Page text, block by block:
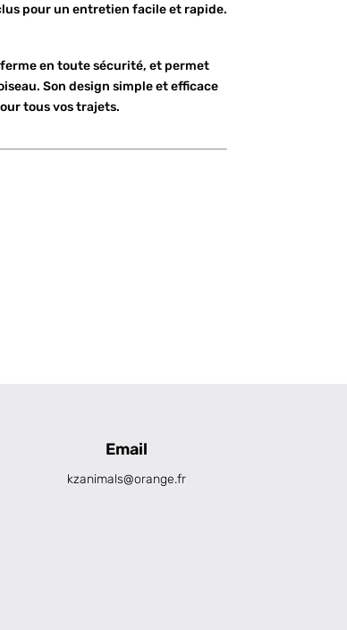
pour un entretien facile et rapide.
en toute sécurité, et permet
Son design simple et efficace
tous vos trajets.
Email
kzanimals@orange.fr